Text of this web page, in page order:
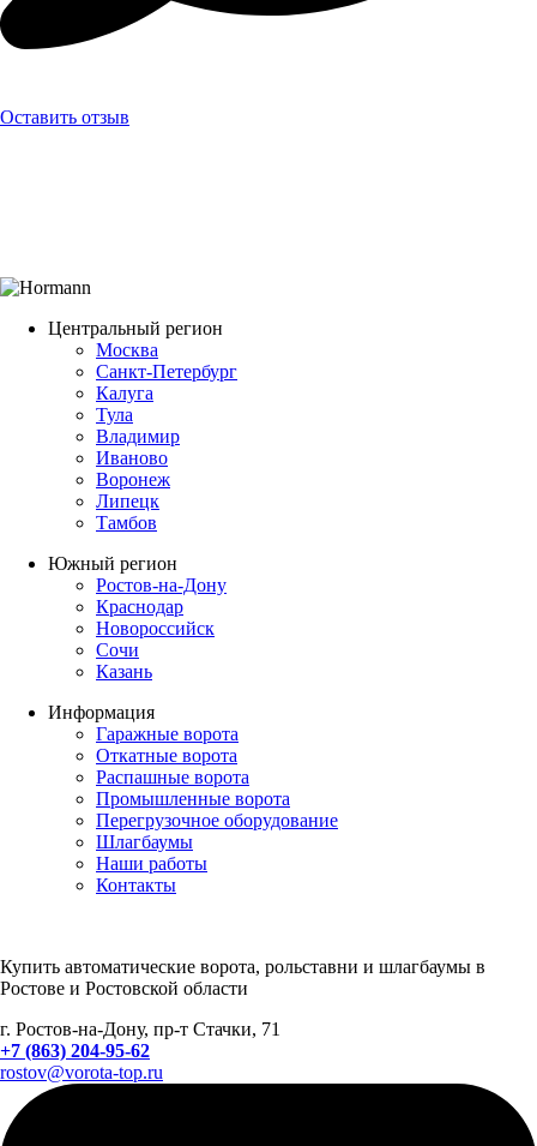
Оставить отзыв
Центральный регион
Москва
Санкт-Петербург
Калуга
Тула
Владимир
Иваново
Воронеж
Липецк
Тамбов
Южный регион
Ростов-на-Дону
Краснодар
Новороссийск
Сочи
Казань
Информация
Гаражные ворота
Откатные ворота
Распашные ворота
Промышленные ворота
Перегрузочное оборудование
Шлагбаумы
Наши работы
Контакты
Купить автоматические ворота, рольставни и шлагбаумы в
Ростове и Ростовской области
г. Ростов-на-Дону, пр-т Стачки, 71
+7 (863) 204-95-62
rostov@vorota-top.ru